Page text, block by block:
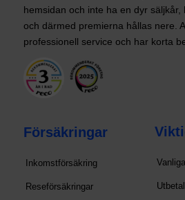
hemsidan och inte ha en dyr säljkår,
och därmed premierna hållas nere.
professionell service och har korta
Försäkringar
Inkomstförsäkring
Reseförsäkringar